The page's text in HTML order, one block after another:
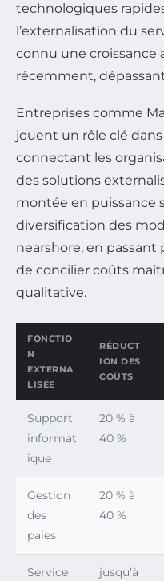
technologiques
l’externalisation du
connu une croissance
récemment,
Entreprises comme
jouent un rôle clé
connectant les
des solutions
montée en puissance
diversification des
nearshore, en passant
de concilier coûts
qualitative.
FONCTIO
N
EXTERNA
LISÉE
RÉDUCT
ION DES
COÛTS
Support
informat
ique
20 % à
40 %
Gestion
des
paies
20 % à
40 %
Service
jusqu’à